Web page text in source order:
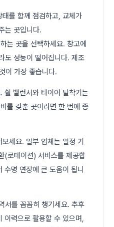
를 함께 점검하고, 교체가
는 곳입니다.
는 곳을 선택하세요. 창고에
도 성능이 떨어집니다. 제조
이 가장 좋습니다.
휠 밸런서와 타이어 탈착기는
를 갖춘 곳이라면 한 번에 종
세요. 일부 업체는 일정 기
(로테이션) 서비스를 제공합
수명 연장에 큰 도움이 됩니
서를 꼼꼼히 챙기세요. 추후
력으로 활용할 수 있으며,